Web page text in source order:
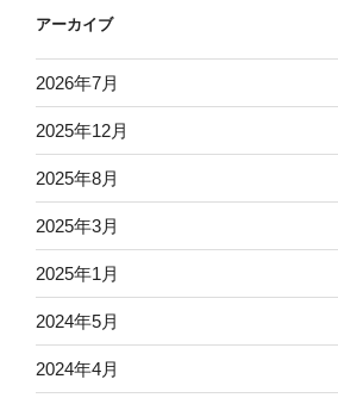
アーカイブ
2026年7月
2025年12月
2025年8月
2025年3月
2025年1月
2024年5月
2024年4月